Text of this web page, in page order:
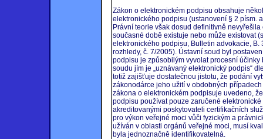
Zákon o elektronickém podpisu obsahuje
elektronického podpisu (ustanovení § 2 písm.
Právní teorie však dosud definitivně
současné době existuje nebo může existovat
elektronického podpisu, Bulletin advokacie, B.
rozhledy, č. 7/2005). Ústavní soud byl
podpisu je způsobilým vyvolat procesní
soudu jím je „uznávaný elektronický podpis“
totiž zajišťuje dostatečnou jistotu, že podání
zákonodárce jeho užití v obdobných
zákona o elektronickém podpisuje uvedeno,
podpisu používat pouze zaručené
akreditovanými poskytovateli certifikačních
pro výkon veřejné moci vůči fyzickým a
užíván v oblasti orgánů veřejné moci, musí
byla jednoznačně identifikovatelná.